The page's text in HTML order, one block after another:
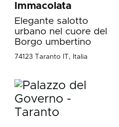
Immacolata
Elegante salotto
urbano nel cuore del
Borgo umbertino
74123 Taranto IT, Italia